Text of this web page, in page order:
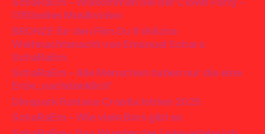
Offizielles Musikvideo
BRONZE für den Film Du fröhliche
Weihnachtsnacht von Emanuel Schara
SchaRaEm
SchaRaEm – Alle Menschen haben nur die eine
Erde „nachdenklich“
Dinopark Funtana Croatia Istrien 2025
SchaRaEm – Wie viele Bars gibt es